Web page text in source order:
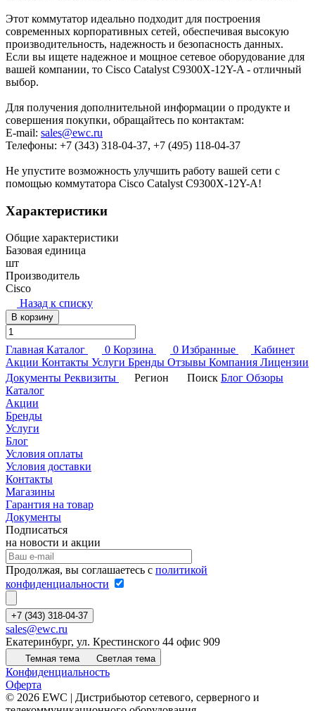
Этот коммутатор идеально подходит для построения
современных корпоративных сетей, обеспечивая высокую
производительность, надежность и безопасность данных.
Если вы ищете надежное и мощное сетевое оборудование для
вашей компании, то Cisco Catalyst C9300X-12Y-A - отличный
выбор.
Для получения дополнительной информации о продукте и
совершения покупки, обращайтесь по контактам:
E-mail: sales@ewc.ru
Телефоны: +7 (343) 318-04-37, +7 (495) 118-04-37
Не упустите возможность улучшить работу вашей сети с
помощью коммутатора Cisco Catalyst C9300X-12Y-A!
Характеристики
Общие характеристики
Базовая единица
шт
Производитель
Cisco
Назад к списку
В корзину
Главная Каталог 0 Корзина 0 Избранные
Кабинет
Акции Контакты Услуги Бренды Отзывы Компания Лицензии
Документы Реквизиты Регион Поиск Блог Обзоры
Каталог
Акции
Бренды
Услуги
Блог
Условия оплаты
Условия доставки
Контакты
Магазины
Гарантия на товар
Документы
Подписаться
на новости и акции
Продолжая, вы соглашаетесь с политикой
конфиденциальности
+7 (343) 318-04-37
sales@ewc.ru
Екатеринбург, ул. Крестинского 44 офис 909
Темная тема Светлая тема
Конфиденциальность
Оферта
© 2026 EWC | Дистрибьютор сетевого, серверного и